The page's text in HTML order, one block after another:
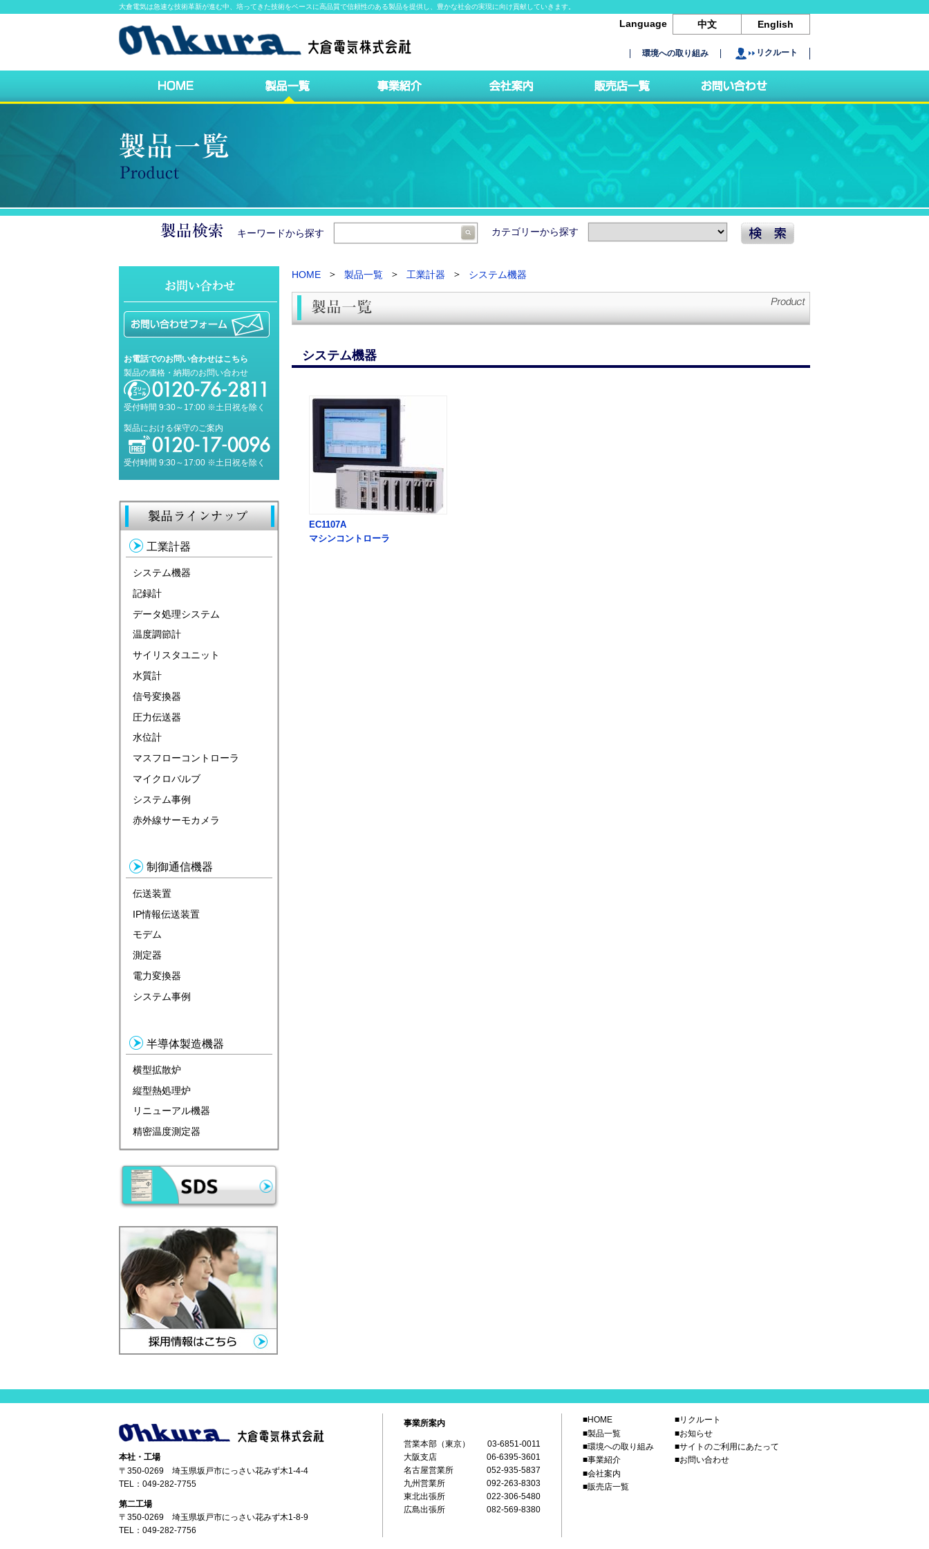
大倉電気は急速な技術革新が進む中、培ってきた技術をベースに高品質で信頼性のある製品を提供し、豊かな社会の実現に向け貢献していきます。
Language 中文 English
環境への取り組み リクルート
キーワードから探す カテゴリーから探す
HOME 製品一覧 工業計器 システム機器
システム機器
EC1107A
マシンコントローラ
お電話でのお問い合わせはこちら
製品の価格・納期のお問い合わせ
受付時間 9:30～17:00 ※土日祝を除く
製品における保守のご案内
受付時間 9:30～17:00 ※土日祝を除く
工業計器
システム機器
記録計
データ処理システム
温度調節計
サイリスタユニット
水質計
信号変換器
圧力伝送器
水位計
マスフローコントローラ
マイクロバルブ
システム事例
赤外線サーモカメラ
制御通信機器
伝送装置
IP情報伝送装置
モデム
測定器
電力変換器
システム事例
半導体製造機器
横型拡散炉
縦型熱処理炉
リニューアル機器
精密温度測定器
本社・工場
〒350-0269 埼玉県坂戸市にっさい花みず木1-4-4
TEL： 049-282-7755
第二工場
〒350-0269 埼玉県坂戸市にっさい花みず木1-8-9
TEL： 049-282-7756
事業所案内
営業本部（東京）
03-6851-0011
大阪支店
06-6395-3601
名古屋営業所
052-935-5837
九州営業所
092-263-8303
東北出張所
022-306-5480
広島出張所
082-569-8380
■HOME
■製品一覧
■環境への取り組み
■事業紹介
■会社案内
■販売店一覧
■リクルート
■お知らせ
■サイトのご利用にあたって
■お問い合わせ